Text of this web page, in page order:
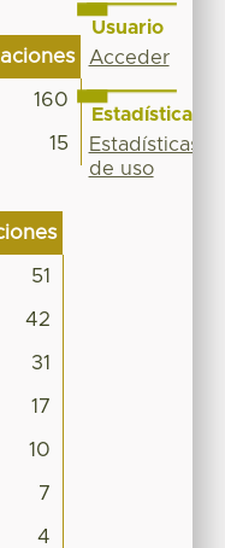
160
15
51
42
31
17
10
7
4
Usuario
Acceder
Estadísticas
Estadísticas
de uso